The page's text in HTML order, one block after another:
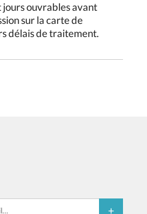
ouvrables avant
sur la carte de
délais de traitement.